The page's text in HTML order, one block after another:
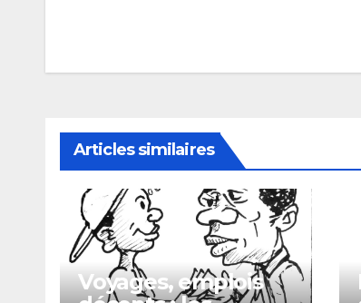
l’article
Articles similaires
Voyages, emplois